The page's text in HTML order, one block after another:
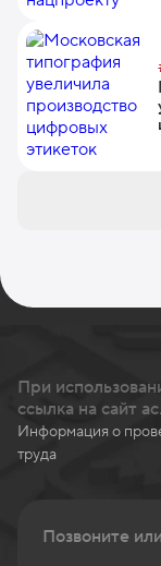
При
ссылка на сайт
Информация о
труда
Позвоните